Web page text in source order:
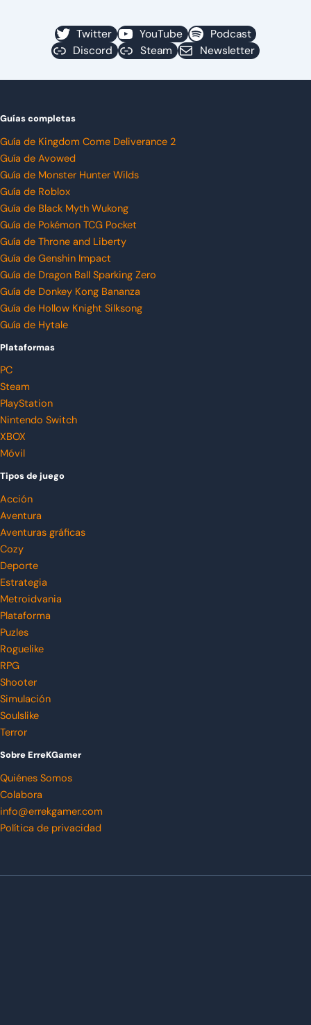
Twitter YouTube
Podcast
Discord
Steam Newsletter
Guías completas
Guía de Kingdom Come Deliverance 2
Guía de Avowed
Guía de Monster Hunter Wilds
Guía de Roblox
Guía de Black Myth Wukong
Guía de Pokémon TCG Pocket
Guía de Throne and Liberty
Guía de Genshin Impact
Guía de Dragon Ball Sparking Zero
Guía de Donkey Kong Bananza
Guía de Hollow Knight Silksong
Guía de Hytale
Plataformas
PC
Steam
PlayStation
Nintendo Switch
XBOX
Móvil
Tipos de juego
Acción
Aventura
Aventuras gráficas
Cozy
Deporte
Estrategia
Metroidvania
Plataforma
Puzles
Roguelike
RPG
Shooter
Simulación
Soulslike
Terror
Sobre ErreKGamer
Quiénes Somos
Colabora
info@errekgamer.com
Política de privacidad